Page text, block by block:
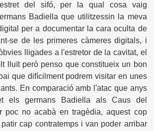
del sifó, per la qual cosa vaig
Badiella que utilitzessin la meva
per a documentar la cara oculta de
se de les primeres càmeres digitals, i
lligades a l'estretor de la cavitat, el
lluït però penso que constitueix un bon
que difícilment podrem visitar en unes
En comparació amb l'atac que anys
els germans Badiella als Caus del
poc no acabà en tragèdia, aquest cop
cap contratemps i van poder arribar